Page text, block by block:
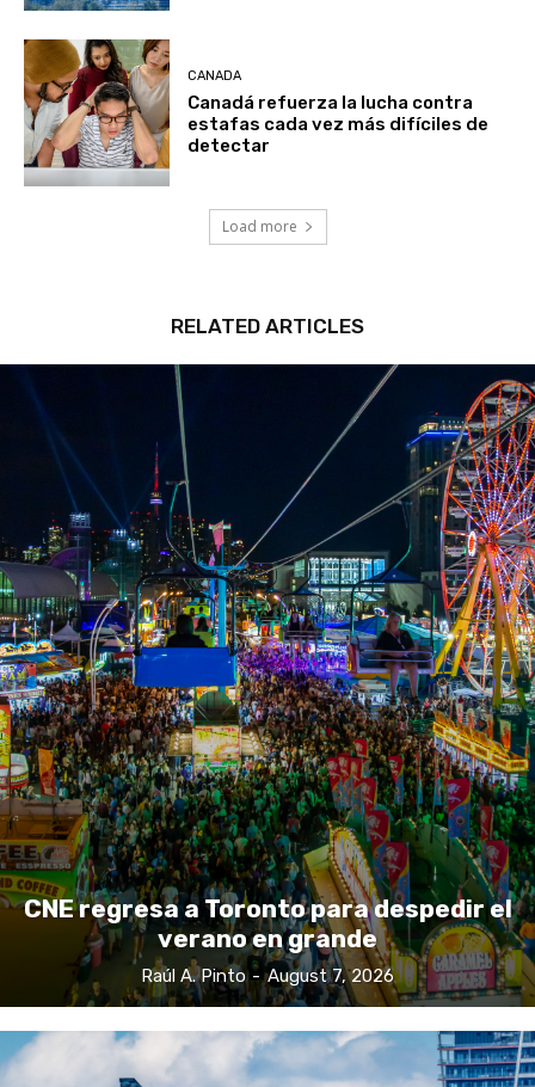
CANADA
Canadá refuerza la lucha contra
estafas cada vez más difíciles de
detectar
Load more
RELATED ARTICLES
CNE regresa a Toronto para despedir el
verano en grande
Raúl A. Pinto - August 7, 2026